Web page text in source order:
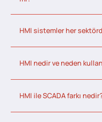
HMI sistemler her
HMI nedir ve neden
HMI ile SCADA farkı